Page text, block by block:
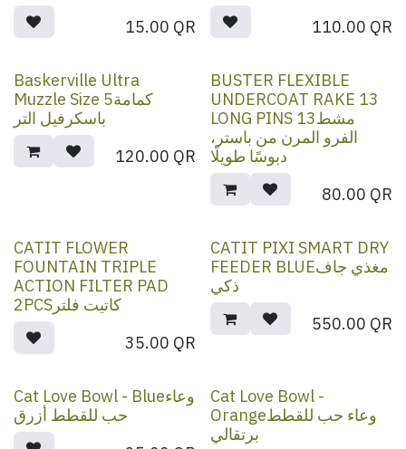
15.00 QR
110.00 QR
Baskerville Ultra
Muzzle Size 5كمامة
باسكرفيل التر
120.00 QR
BUSTER FLEXIBLE
UNDERCOAT RAKE 13
LONG PINS 13مشط
الفرو المرن من باستر،
دبوسًا طويلًا
80.00 QR
CATIT FLOWER
FOUNTAIN TRIPLE
ACTION FILTER PAD
2PCSكاتيت فلتر
35.00 QR
CATIT PIXI SMART DRY
FEEDER BLUEمغذي جاف
ذكي
550.00 QR
Cat Love Bowl - Blueوعاء
حب للقطط أزرق
Cat Love Bowl -
Orangeوعاء حب للقطط
برتقالي